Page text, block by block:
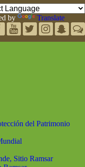
by Translate
del Patrimonio
Sitio Ramsar